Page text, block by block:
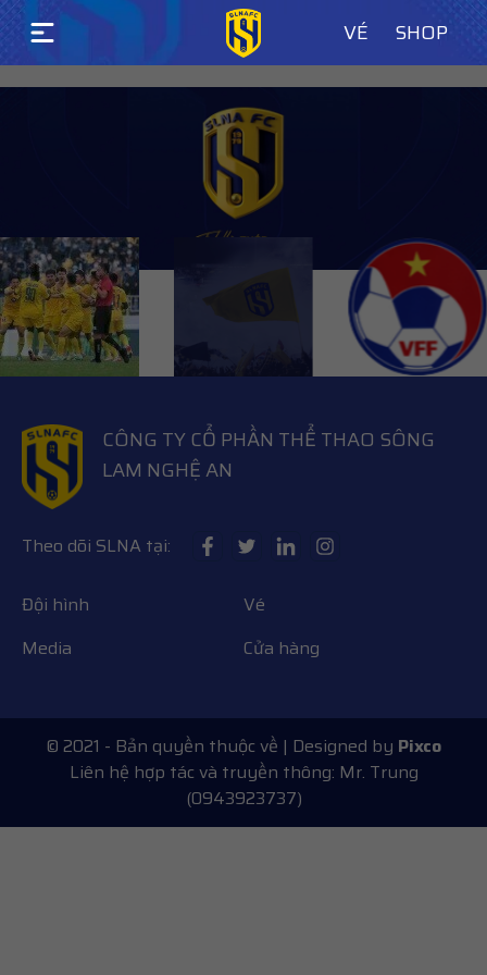
VÉ SHOP
LASTEST WORKS
CÔNG TY CỔ PHẦN THỂ THAO SÔNG
LAM NGHỆ AN
Theo dõi SLNA tại:
Đội hình
Vé
Media
Cửa hàng
© 2021 - Bản quyền thuộc về | Designed by Pixco
Liên hệ hợp tác và truyền thông: Mr. Trung
(0943923737)